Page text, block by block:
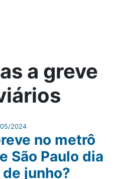
a greve
2024
no metrô
São Paulo dia
de junho?